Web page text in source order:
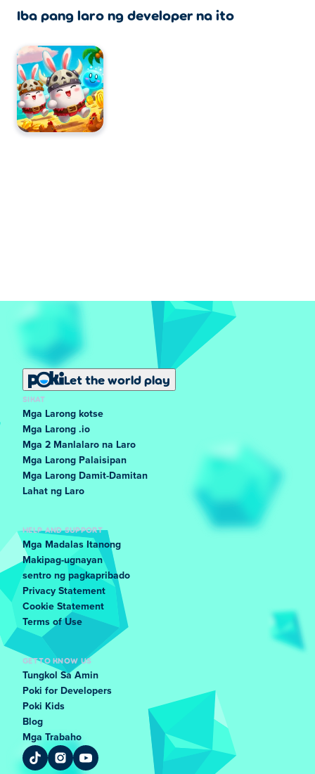
Iba pang laro ng developer na ito
Let the world play
SIKAT
Mga Larong kotse
Mga Larong .io
Mga 2 Manlalaro na Laro
Mga Larong Palaisipan
Mga Larong Damit-Damitan
Lahat ng Laro
HELP AND SUPPORT
Mga Madalas Itanong
Makipag-ugnayan
sentro ng pagkapribado
Privacy Statement
Cookie Statement
Terms of Use
GET TO KNOW US
Tungkol Sa Amin
Poki for Developers
Poki Kids
Blog
Mga Trabaho